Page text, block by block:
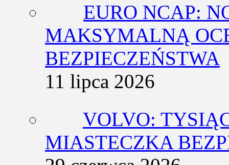
EURO NCAP:
MAKSYMALNĄ
BEZPIECZEŃSTWA
11 lipca 2026
VOLVO:
MIASTECZKA